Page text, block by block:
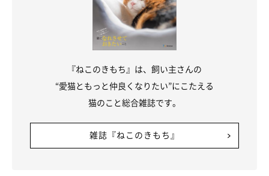
『ねこのきもち』は、飼い主さんの
“愛猫ともっと仲良くなりたい”にこたえる
猫のこと総合雑誌です。
雑誌『ねこのきもち』